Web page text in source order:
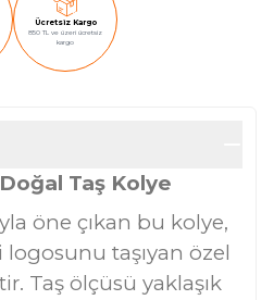
Ücretsiz Kargo
850 TL ve üzeri ücretsiz
kargo
Taş Kolye
öne çıkan bu kolye,
taşıyan özel
Taş ölçüsü yaklaşık